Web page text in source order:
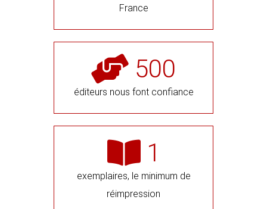
France
500
éditeurs nous font confiance
1
exemplaires, le minimum de
réimpression